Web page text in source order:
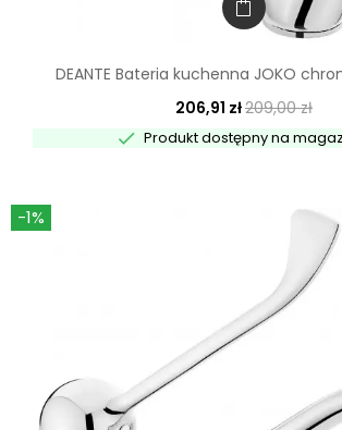
DEANTE Bateria kuchenna JOKO
206,91 zł209,00 zł
 Produkt dostępny na
-1%